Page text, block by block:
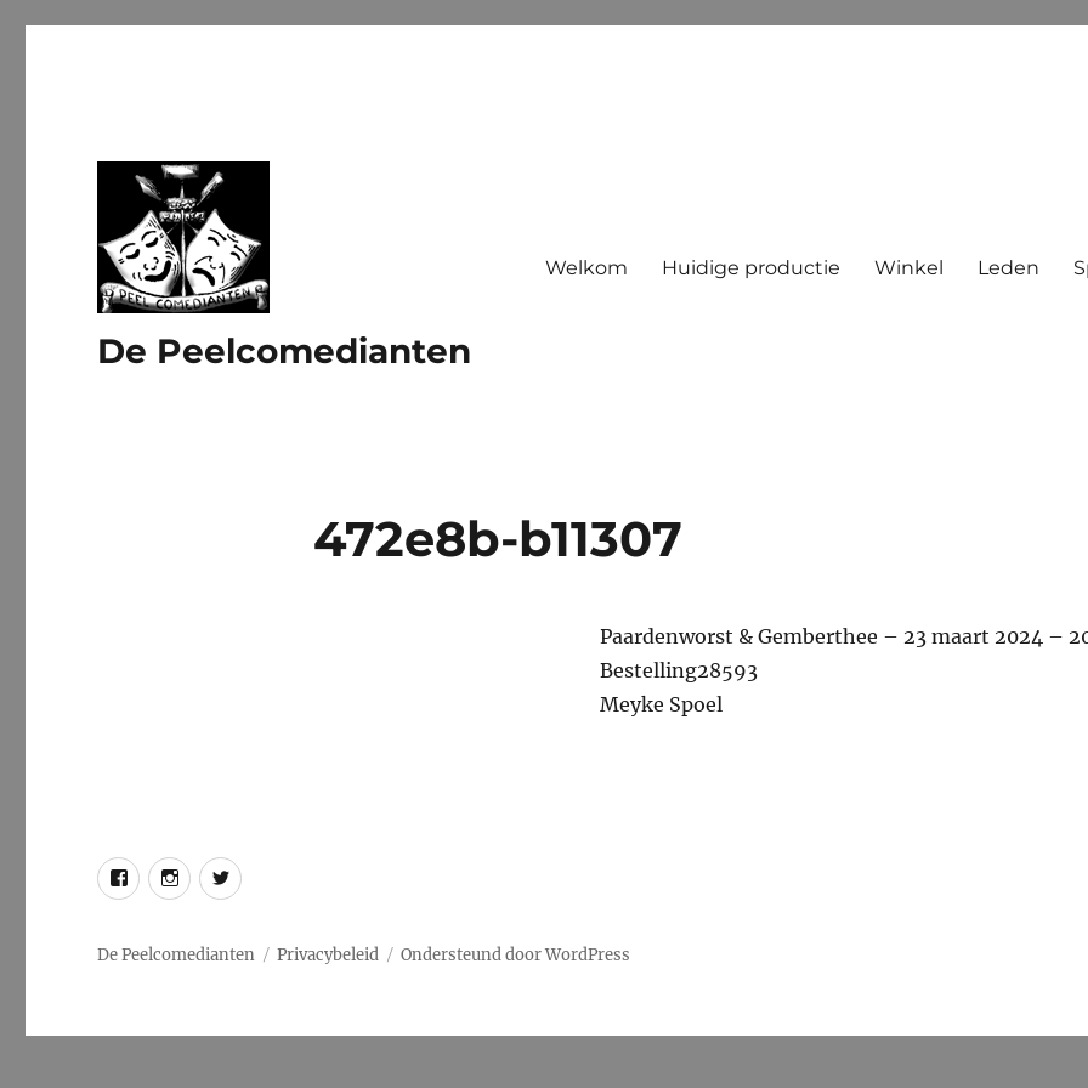
De Peelcomedianten
Welkom Huidige productie Winkel Leden
472e8b-b11307
Paardenworst & Gemberthee – 23 maart 2024 –
Bestelling28593
Meyke Spoel
FacebookInstagram
Twitter
De Peelcomedianten Privacybeleid Ondersteund door WordPress